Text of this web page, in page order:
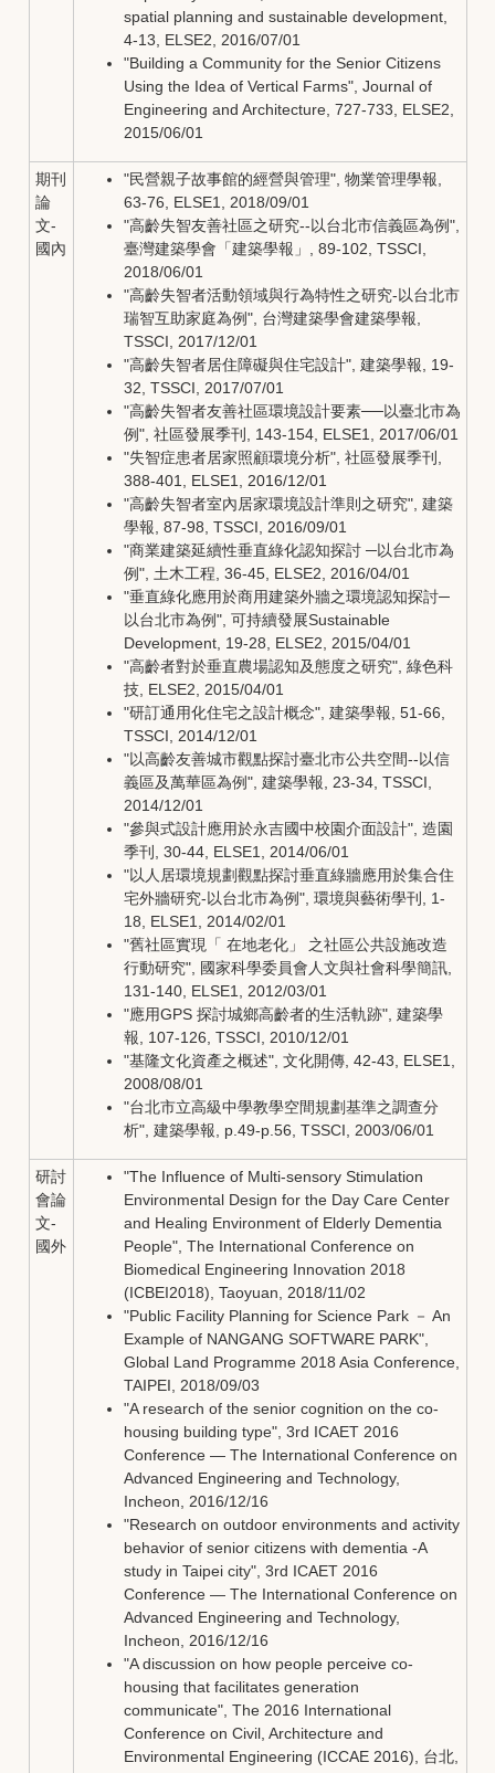
spatial planning and sustainable development,
4-13, ELSE2, 2016/07/01
"Building a Community for the Senior Citizens
Using the Idea of Vertical Farms", Journal of
Engineering and Architecture, 727-733, ELSE2,
2015/06/01
期刊
論
文-
國內
"民營親子故事館的經營與管理", 物業管理學報,
63-76, ELSE1, 2018/09/01
"高齡失智友善社區之研究--以台北市信義區為例",
臺灣建築學會「建築學報」, 89-102, TSSCI,
2018/06/01
"高齡失智者活動領域與行為特性之研究-以台北市
瑞智互助家庭為例", 台灣建築學會建築學報,
TSSCI, 2017/12/01
"高齡失智者居住障礙與住宅設計", 建築學報, 19-
32, TSSCI, 2017/07/01
"高齡失智者友善社區環境設計要素──以臺北市為
例", 社區發展季刊, 143-154, ELSE1, 2017/06/01
"失智症患者居家照顧環境分析", 社區發展季刊,
388-401, ELSE1, 2016/12/01
"高齡失智者室內居家環境設計準則之研究", 建築
學報, 87-98, TSSCI, 2016/09/01
"商業建築延續性垂直綠化認知探討 ─以台北市為
例", 土木工程, 36-45, ELSE2, 2016/04/01
"垂直綠化應用於商用建築外牆之環境認知探討─
以台北市為例", 可持續發展Sustainable
Development, 19-28, ELSE2, 2015/04/01
"高齡者對於垂直農場認知及態度之研究", 綠色科
技, ELSE2, 2015/04/01
"研訂通用化住宅之設計概念", 建築學報, 51-66,
TSSCI, 2014/12/01
"以高齡友善城市觀點探討臺北市公共空間--以信
義區及萬華區為例", 建築學報, 23-34, TSSCI,
2014/12/01
"參與式設計應用於永吉國中校園介面設計", 造園
季刊, 30-44, ELSE1, 2014/06/01
"以人居環境規劃觀點探討垂直綠牆應用於集合住
宅外牆研究-以台北市為例", 環境與藝術學刊, 1-
18, ELSE1, 2014/02/01
"舊社區實現「 在地老化」 之社區公共設施改造
行動研究", 國家科學委員會人文與社會科學簡訊,
131-140, ELSE1, 2012/03/01
"應用GPS 探討城鄉高齡者的生活軌跡", 建築學
報, 107-126, TSSCI, 2010/12/01
"基隆文化資產之概述", 文化開傳, 42-43, ELSE1,
2008/08/01
"台北市立高級中學教學空間規劃基準之調查分
析", 建築學報, p.49-p.56, TSSCI, 2003/06/01
研討
會論
文-
國外
"The Influence of Multi-sensory Stimulation
Environmental Design for the Day Care Center
and Healing Environment of Elderly Dementia
People", The International Conference on
Biomedical Engineering Innovation 2018
(ICBEI2018), Taoyuan, 2018/11/02
"Public Facility Planning for Science Park － An
Example of NANGANG SOFTWARE PARK",
Global Land Programme 2018 Asia Conference,
TAIPEI, 2018/09/03
"A research of the senior cognition on the co-
housing building type", 3rd ICAET 2016
Conference — The International Conference on
Advanced Engineering and Technology,
Incheon, 2016/12/16
"Research on outdoor environments and activity
behavior of senior citizens with dementia -A
study in Taipei city", 3rd ICAET 2016
Conference — The International Conference on
Advanced Engineering and Technology,
Incheon, 2016/12/16
"A discussion on how people perceive co-
housing that facilitates generation
communicate", The 2016 International
Conference on Civil, Architecture and
Environmental Engineering (ICCAE 2016), 台北,